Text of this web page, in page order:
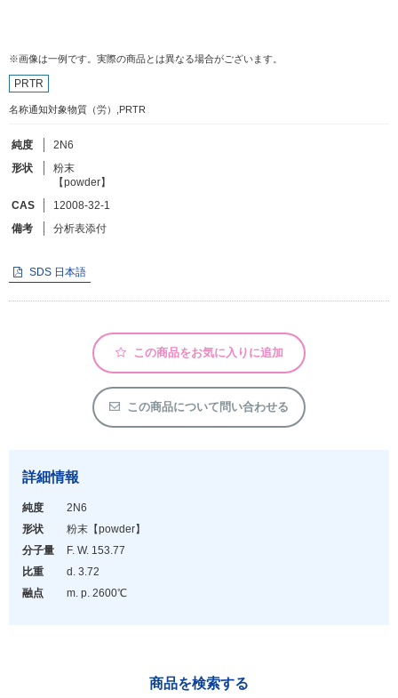
キーワードで検索する
フリーワードで検索
カタログコードで検索
化学式で検索
和名・英名で検索
CAS番号で検索
カテゴリで検索する
アウトレット
化学教材・オリジナルグッズ
※画像は一例です。実際の商品とは異なる場合がございます。
PRTR
名称通知対象物質（労）,PRTR
純度
2N6
形状
粉末
【powder】
CAS
12008-32-1
備考
分析表添付
SDS 日本語
この商品をお気に入りに追加
この商品について問い合わせる
詳細情報
純度
2N6
形状
粉末 【powder】
分子量
F. W. 153.77
比重
d. 3.72
融点
m. p. 2600℃
商品を検索する